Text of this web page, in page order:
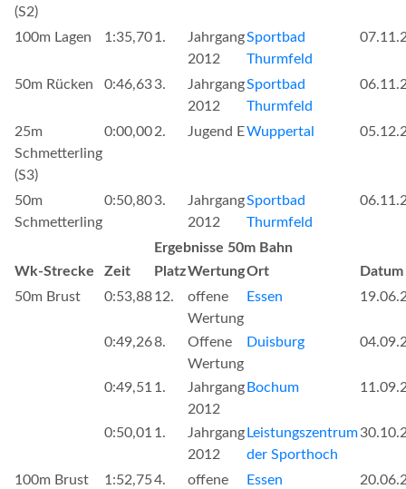
(S2)
100m Lagen 1:35,701.
Jahrgang
2012
Sportbad
Thurmfeld
50m Rücken 0:46,633.
Jahrgang
2012
Sportbad
Thurmfeld
25m
Schmetterling
(S3)
0:00,002. Jugend EWuppertal
50m
Schmetterling
0:50,803.
Jahrgang
2012
Sportbad
Thurmfeld
Ergebnisse 50m Bahn
Wk-Strecke
Zeit PlatzWertungOrt
Datum
50m Brust
0:53,8812.
offene
Wertung
Essen
0:49,268.
Offene
Wertung
Duisburg
0:49,51 1.
Jahrgang
2012
Bochum
0:50,01 1.
Jahrgang
2012
Leistungszentrum
der Sporthoch
100m Brust 1:52,754.
offene
Essen